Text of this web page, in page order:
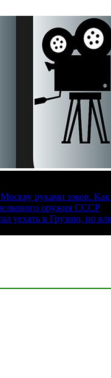
руками зэков. Как
оружия СССР
уехать в Грузию, но